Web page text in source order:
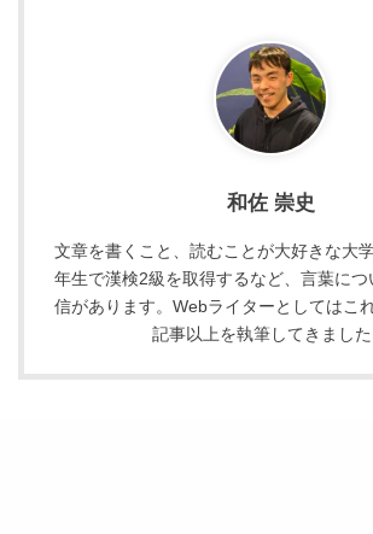
和佐 崇史
文章を書くこと、読むことが大好きな大
年生で漢検2級を取得するなど、言葉につ
信があります。Webライターとしてはこ
記事以上を執筆してきました